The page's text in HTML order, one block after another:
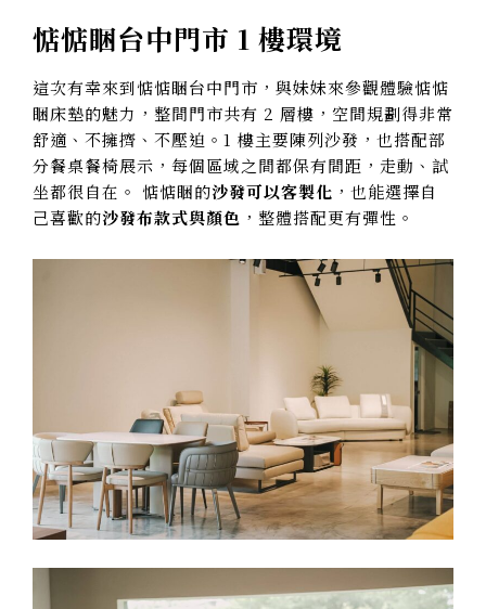
惦惦睏台中門市 1 樓環境
這次有幸來到惦惦睏台中門市，與妹妹來參觀體驗惦惦
睏床墊的魅力，整間門市共有 2 層樓，空間規劃得非常
舒適、不擁擠、不壓迫。1 樓主要陳列沙發，也搭配部
分餐桌餐椅展示，每個區域之間都保有間距，走動、試
坐都很自在。 惦惦睏的沙發可以客製化 ，也能選擇自
己喜歡的沙發布款式與顏色 ，整體搭配更有彈性。